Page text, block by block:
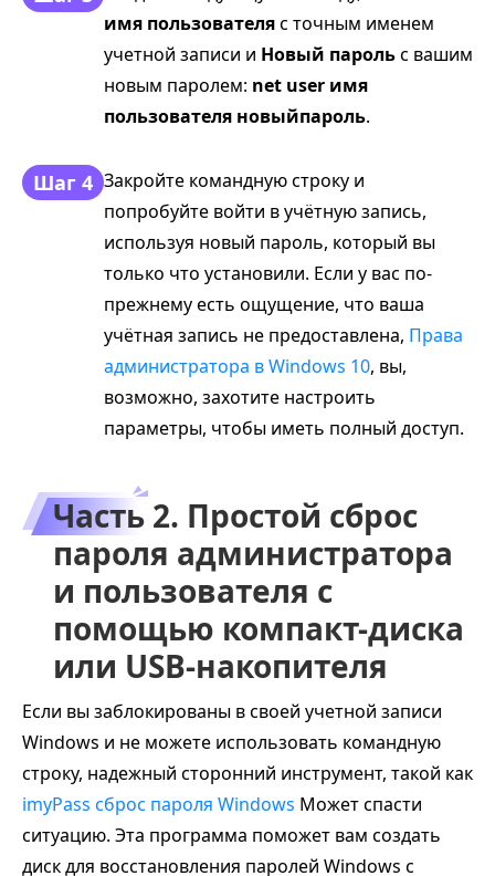
имя пользователяс точным именем
учетной записи и Новый парольс вашим
новым паролем: net user имя
пользователя новыйпароль.
Шаг 4 Закройте командную строку и
попробуйте войти в учётную запись,
используя новый пароль, который вы
только что установили. Если у вас по-
прежнему есть ощущение, что ваша
учётная запись не предоставлена, Права
администратора в Windows 10, вы,
возможно, захотите настроить
параметры, чтобы иметь полный доступ.
Часть 2. Простой сброс
пароля администратора
и пользователя с
помощью компакт-диска
или USB-накопителя
Если вы заблокированы в своей учетной записи
Windows и не можете использовать командную
строку, надежный сторонний инструмент, такой как
imyPass сброс пароля Windows Может спасти
ситуацию. Эта программа поможет вам создать
диск для восстановления паролей Windows с